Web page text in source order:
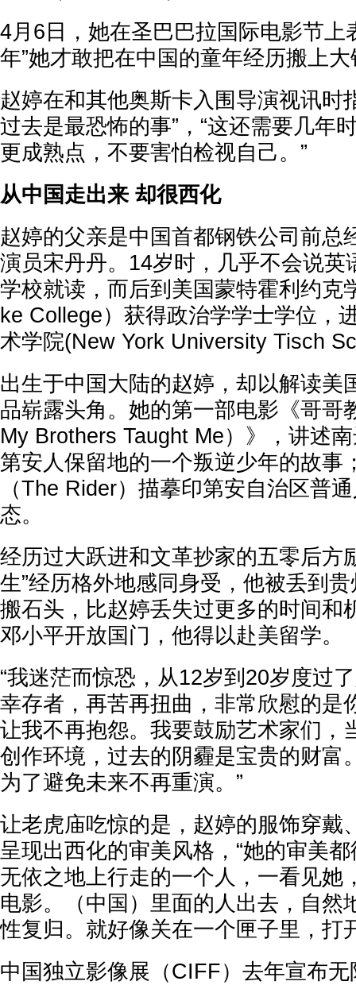
4月6日，她在圣巴巴拉国际电影节上
年”她才敢把在中国的童年经历搬上
赵婷在和其他奥斯卡入围导演视讯时
过去是最恐怖的事”，“这还需要几年
更成熟点，不要害怕检视自己。”
从中国走出来 却很西化
赵婷的父亲是中国首都钢铁公司前总
演员宋丹丹。14岁时，几乎不会说英
学校就读，而后到美国蒙特霍利约克
ke College）获得政治学学士学位，
术学院(New York University Tisch
出生于中国大陆的赵婷，却以解读美
品崭露头角。她的第一部电影《哥哥
My Brothers Taught Me）》，讲述
第安人保留地的一个叛逆少年的故事
（The Rider）描摹印第安自治区普
态。
经历过大跃进和文革抄家的五零后方
生”经历格外地感同身受，他被丢到
搬石头，比赵婷丢失过更多的时间和
邓小平开放国门，他得以赴美留学。
“我迷茫而惊恐，从12岁到20岁度过
幸存者，再苦再扭曲，非常欣慰的是
让我不再抱怨。我要鼓励艺术家们，
创作环境，过去的阴霾是宝贵的财富
为了避免未来不再重演。”
让老虎庙吃惊的是，赵婷的服饰穿戴
呈现出西化的审美风格，“她的审美
无依之地上行走的一个人，一看见她
电影。（中国）里面的人出去，自然
性复归。就好像关在一个匣子里，打
中国独立影像展（CIFF）去年宣布